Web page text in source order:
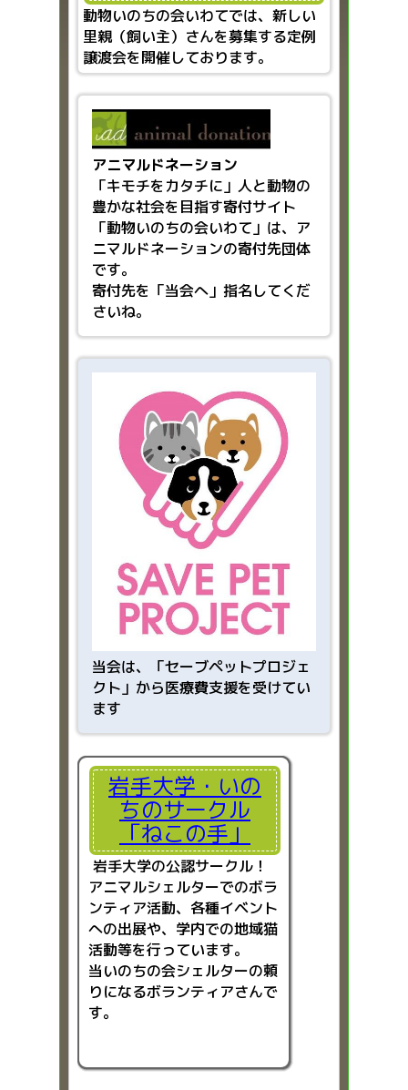
動物いのちの会いわてでは、新しい
里親（飼い主）さんを募集する定例
譲渡会を開催しております。
アニマルドネーション
「キモチをカタチに」人と動物の
豊かな社会を目指す寄付サイト
「動物いのちの会いわて」は、ア
ニマルドネーションの寄付先団体
です。
寄付先を「当会へ」指名してくだ
さいね。
当会は、「セーブペットプロジェ
クト」から医療費支援を受けてい
ます
岩手大学・いの
ちのサークル
「ねこの手」
岩手大学の公認サークル！
アニマルシェルターでのボラ
ンティア活動、各種イベント
への出展や、学内での地域猫
活動等を行っています。
当いのちの会シェルターの頼
りになるボランティアさんで
す。